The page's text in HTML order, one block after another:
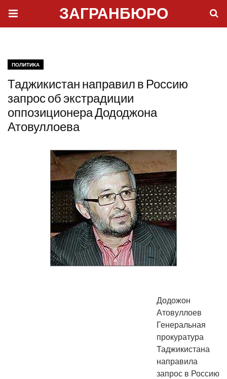
ЗАГРАНБЮРО
ПОЛИТИКА
Таджикистан направил в Россию
запрос об экстрадиции
оппозиционера Дододжона
Атовуллоева
Додо­жон
Атовуллоев
Гене­раль­ная
про­ку­ра­ту­ра
Таджи­ки­ста­на
напра­ви­ла
запрос в Рос­сию